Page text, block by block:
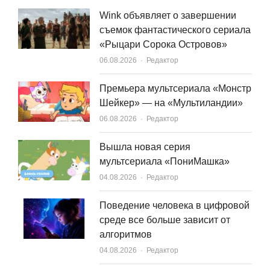
Wink объявляет о завершении
съемок фантастического сериала
«Рыцари Сорока Островов»
06.08.2026 Author
Редактор
Премьера мультсериала «Монстр
Шейкер» — на «Мультиландии»
06.08.2026 Author
Редактор
Вышла новая серия
мультсериала «ПониМашка»
04.08.2026 Author
Редактор
Поведение человека в цифровой
среде все больше зависит от
алгоритмов
04.08.2026 Author
Редактор